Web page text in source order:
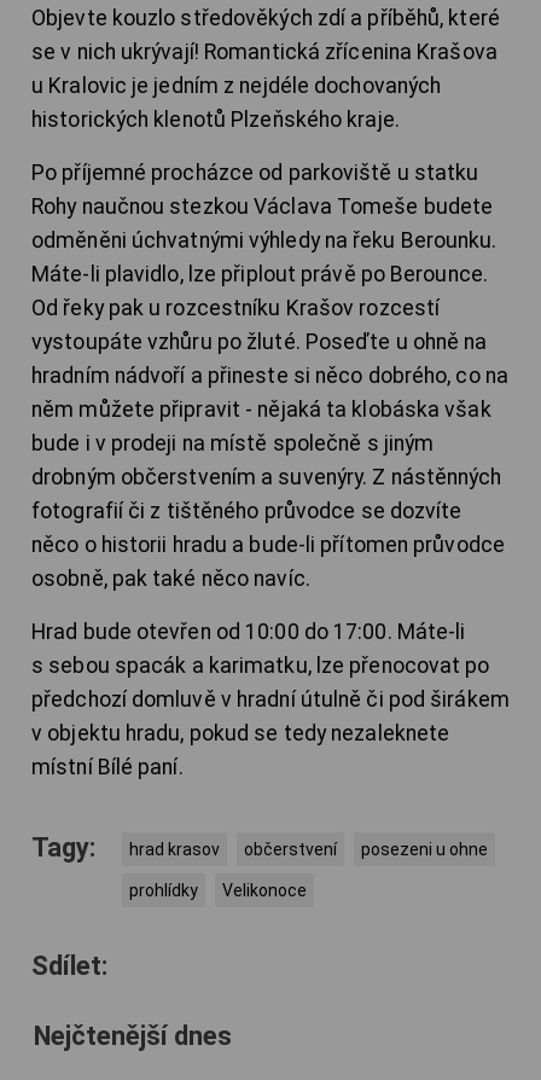
Objevte kouzlo středověkých zdí a příběhů, které
se v nich ukrývají! Romantická zřícenina Krašova
u Kralovic je jedním z nejdéle dochovaných
historických klenotů Plzeňského kraje.
Po příjemné procházce od parkoviště u statku
Rohy naučnou stezkou Václava Tomeše budete
odměněni úchvatnými výhledy na řeku Berounku.
Máte-li plavidlo, lze připlout právě po Berounce.
Od řeky pak u rozcestníku Krašov rozcestí
vystoupáte vzhůru po žluté. Poseďte u ohně na
hradním nádvoří a přineste si něco dobrého, co na
něm můžete připravit - nějaká ta klobáska však
bude i v prodeji na místě společně s jiným
drobným občerstvením a suvenýry. Z nástěnných
fotografií či z tištěného průvodce se dozvíte
něco o historii hradu a bude-li přítomen průvodce
osobně, pak také něco navíc.
Hrad bude otevřen od 10:00 do 17:00. Máte-li
s sebou spacák a karimatku, lze přenocovat po
předchozí domluvě v hradní útulně či pod širákem
v objektu hradu, pokud se tedy nezaleknete
místní Bílé paní.
Tagy: hrad krasov občerstvení posezeni u ohne
prohlídky Velikonoce
Sdílet:
Nejčtenější dnes